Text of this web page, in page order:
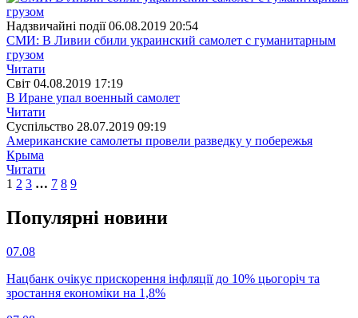
Надзвичайні події 06.08.2019 20:54
СМИ: В Ливии сбили украинский самолет с гуманитарным
грузом
Читати
Свiт 04.08.2019 17:19
В Иране упал военный самолет
Читати
Суспiльство 28.07.2019 09:19
Американские самолеты провели разведку у побережья
Крыма
Читати
1 2 3 … 7 8 9
Популярнi новини
07.08
Нацбанк очікує прискорення інфляції до 10% цьогоріч та
зростання економіки на 1,8%